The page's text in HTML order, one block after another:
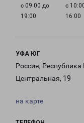
с 09:00 до
19:00
с
16:00
УФА ЮГ
Россия,
Центральная, 19
на карте